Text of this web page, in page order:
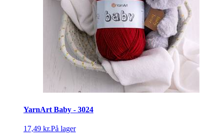
YarnArt Baby - 3024
17,49 kr.På lager